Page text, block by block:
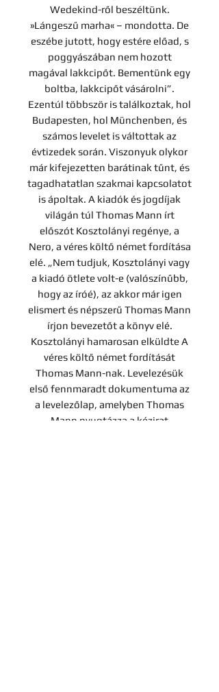
Wedekind-ről beszéltünk.
»Lángeszű marha« – mondotta. De
eszébe jutott, hogy estére előad, s
poggyászában nem hozott
magával lakkcipőt. Bementünk egy
boltba, lakkcipőt vásárolni”.
Ezentúl többször is találkoztak, hol
Budapesten, hol Münchenben, és
számos levelet is váltottak az
évtizedek során. Viszonyuk olykor
már kifejezetten barátinak tűnt, és
tagadhatatlan szakmai kapcsolatot
is ápoltak. A kiadók és jogdíjak
világán túl Thomas Mann írt
előszót Kosztolányi regénye, a
Nero, a véres költő német fordítása
elé. „Nem tudjuk, Kosztolányi vagy
a kiadó ötlete volt-e (valószínűbb,
hogy az íróé), az akkor már igen
elismert és népszerű Thomas Mann
írjon bevezetőt a könyv elé.
Kosztolányi hamarosan elküldte A
véres költő német fordítását
Thomas Mann-nak. Levelezésük
első fennmaradt dokumentuma az
a levelezőlap, amelyben Thomas
Mann nyugtázza a kézirat